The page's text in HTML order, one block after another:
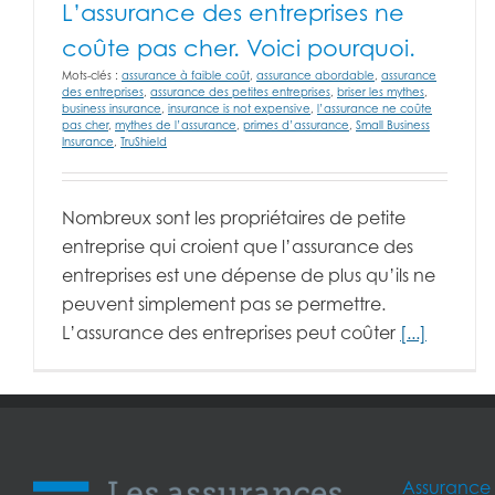
L’assurance des entreprises ne
coûte pas cher. Voici pourquoi.
Mots-clés : assurance à faible coût, assurance abordable, assurance
des entreprises, assurance des petites entreprises, briser les mythes,
business insurance, insurance is not expensive, l’assurance ne coûte
pas cher, mythes de l’assurance, primes d’assurance, Small Business
Insurance, TruShield
Nombreux sont les propriétaires de petite
entreprise qui croient que l’assurance des
entreprises est une dépense de plus qu’ils ne
peuvent simplement pas se permettre.
L’assurance des entreprises peut coûter [...]
Assurance